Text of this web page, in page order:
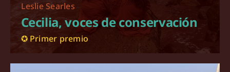
Leslie Searles
Cecilia, voces de conservación
✪ Primer premio